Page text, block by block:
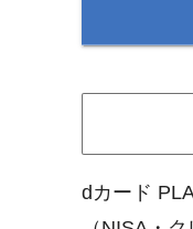
dカード